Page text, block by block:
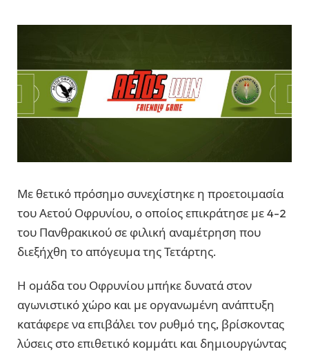
Με θετικό πρόσημο συνεχίστηκε η προετοιμασία
του Αετού Οφρυνίου, ο οποίος επικράτησε με 4-2
του Πανθρακικού σε φιλική αναμέτρηση που
διεξήχθη το απόγευμα της Τετάρτης.
Η ομάδα του Οφρυνίου μπήκε δυνατά στον
αγωνιστικό χώρο και με οργανωμένη ανάπτυξη
κατάφερε να επιβάλει τον ρυθμό της, βρίσκοντας
λύσεις στο επιθετικό κομμάτι και δημιουργώντας